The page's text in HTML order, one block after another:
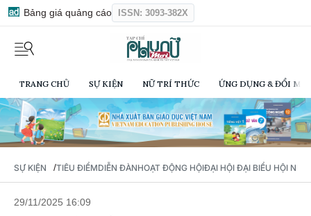
Bảng giá quảng cáo ISSN: 3093-382X
TRANG CHỦ SỰ KIỆN NỮ TRÍ THỨC ỨNG DỤNG & ĐỔI
SỰ KIỆN / TIÊU ĐIỂMDIỄN ĐÀNHOẠT ĐỘNG HỘIĐẠI HỘI ĐẠI BIỂU HỘI NỮ
29/11/2025 16:09